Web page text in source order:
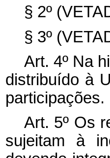
§ 2º
§ 3º
Art. 4º Na
distribuído à
participações.
Art. 5º Os
sujeitam à